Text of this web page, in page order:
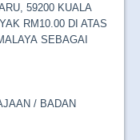
59200 KUALA
RM10.00 DI ATAS
SEBAGAI
/ BADAN